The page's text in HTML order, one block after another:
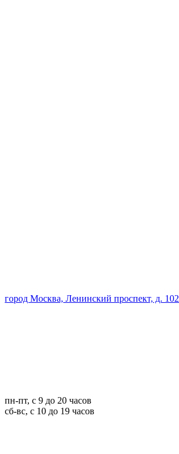
город Москва, Ленинский проспект, д. 102
пн-пт, с 9 до 20 часов
сб-вс, с 10 до 19 часов